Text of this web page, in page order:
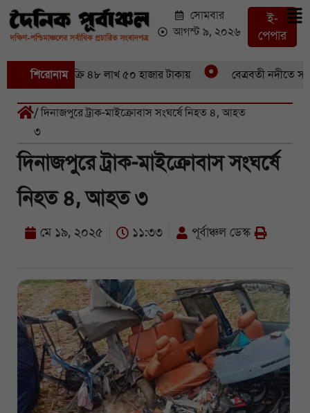
সোমবার
আগস্ট ৯, ২০২৬
ই-
পেপার
শিরোনাম
মণ ইলিশবিক্রি ৪৮ লাখ ৫০ হাজার টাকায় বেত্রবতী নদীতে সাঁকো
/ দিনাজপুরে ট্রাক-মাইক্রোবাস সংঘর্ষে নিহত ৪, আহত
৩
দিনাজপুরে ট্রাক-মাইক্রোবাস সংঘর্ষে
নিহত ৪, আহত ৩
মে ১৯, ২০২৫ ১১:৩৩ পূর্বাঞ্চল ডেস্ক